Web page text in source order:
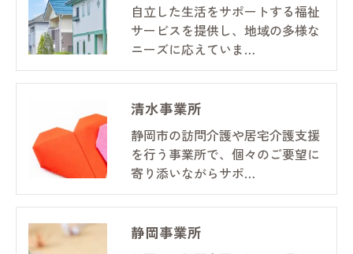
自立した生活をサポートする福祉
サービスを提供し、地域の多様な
ニーズに応えていま…
清水事業所
静岡市の訪問介護や居宅介護支援
を行う事業所で、個々のご要望に
寄り添いながらサポ…
静岡事業所